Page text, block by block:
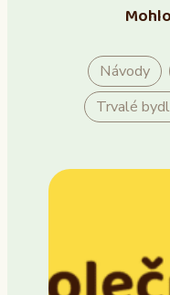
Návody
Trvalé